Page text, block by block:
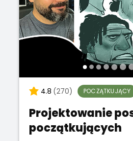
4.8 (270) POCZĄTKUJĄCY
Projektowanie
początkujących